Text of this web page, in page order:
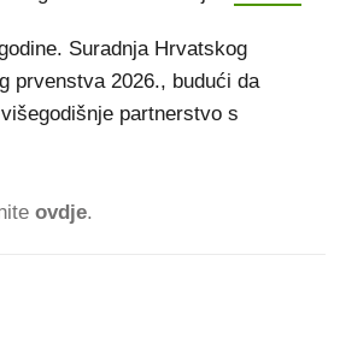
Suradnja Hrvatskog
prvenstva 2026., budući da
partnerstvo s
ovdje.